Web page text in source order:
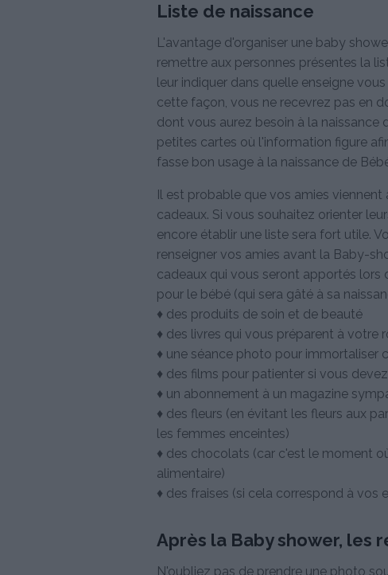
Liste de naissance
L'avantage d'organiser une baby
remettre aux personnes présentes la
leur indiquer dans quelle enseigne
cette façon, vous ne recevrez pas en
dont vous aurez besoin à la naissance
petites cartes où l'information figure
fasse bon usage à la naissance de
Il est probable que vos amies
cadeaux. Si vous souhaitez orienter
encore établir une liste sera fort utile.
renseigner vos amies avant la Baby-
cadeaux qui vous seront apportés
pour le bébé (qui sera gâté à sa
♦ des produits de soin et de beauté
♦ des livres qui vous préparent à votre
♦ une séance photo pour immortaliser
♦ des films pour patienter si vous
♦ un abonnement à un magazine
♦ des fleurs (en évitant les fleurs aux
les femmes enceintes)
♦ des chocolats (car c'est le moment
alimentaire)
♦ des fraises (si cela correspond à vos
Après la Baby shower, les
N'oubliez pas de prendre une photo